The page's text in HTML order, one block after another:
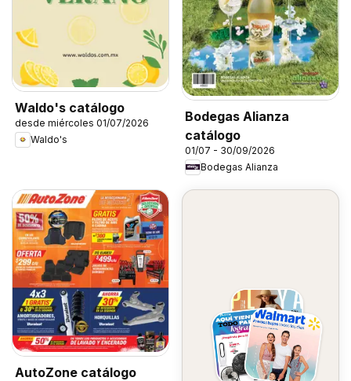
Waldo's catálogo
desde miércoles 01/07/2026
Waldo's
Bodegas Alianza
catálogo
01/07 - 30/09/2026
Bodegas Alianza
AutoZone catálogo